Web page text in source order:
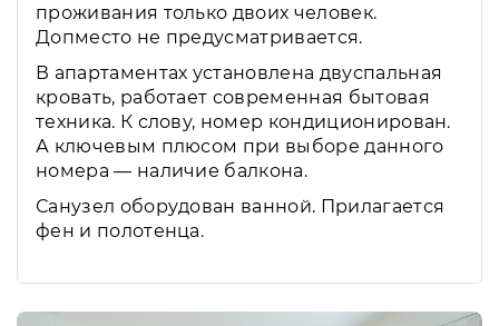
проживания только двоих человек.
Допместо не предусматривается.
В апартаментах установлена двуспальная
кровать, работает современная бытовая
техника. К слову, номер кондиционирован.
А ключевым плюсом при выборе данного
номера — наличие балкона.
Санузел оборудован ванной. Прилагается
фен и полотенца.